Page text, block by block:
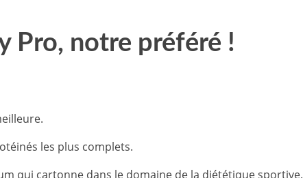
Pro, notre préféré !
les plus complets.
qui cartonne dans le domaine de la diététique sportive.